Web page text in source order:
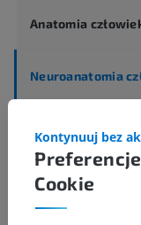
Anatomia
Neuroanatomia
Naczynia
nerwowego>
Naczynia
Tętnica
Cookie
Kontynuuj bez